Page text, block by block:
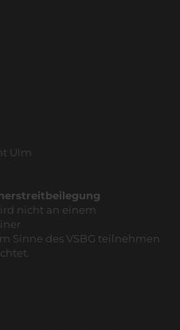
Ulm
nicht an einem
Sinne des VSBG teilnehmen